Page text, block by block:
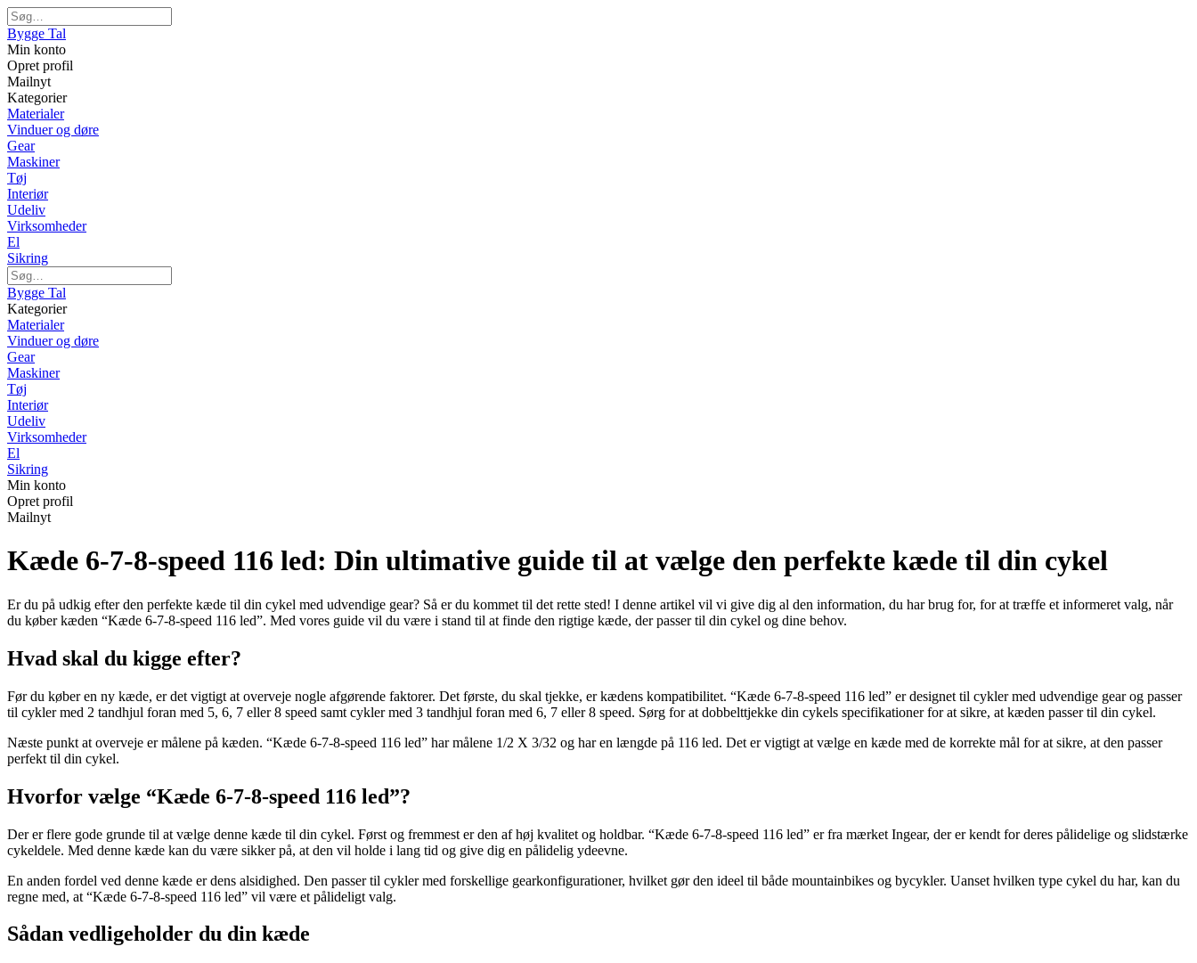
Bygge Tal
Min konto
Opret profil
Mailnyt
Kategorier
Materialer
Vinduer og døre
Gear
Maskiner
Tøj
Interiør
Udeliv
Virksomheder
El
Sikring
Bygge Tal
Kategorier
Materialer
Vinduer og døre
Gear
Maskiner
Tøj
Interiør
Udeliv
Virksomheder
El
Sikring
Min konto
Opret profil
Mailnyt
Kæde 6-7-8-speed 116 led: Din ultimative guide til at vælge den perfekte kæde til din cykel
Er du på udkig efter den perfekte kæde til din cykel med udvendige gear? Så er du kommet til det rette sted! I denne artikel vil vi give dig al den information, du har brug for, for at træffe et informeret valg, når
du køber kæden “Kæde 6-7-8-speed 116 led”. Med vores guide vil du være i stand til at finde den rigtige kæde, der passer til din cykel og dine behov.
Hvad skal du kigge efter?
Før du køber en ny kæde, er det vigtigt at overveje nogle afgørende faktorer. Det første, du skal tjekke, er kædens kompatibilitet. “Kæde 6-7-8-speed 116 led” er designet til cykler med udvendige gear og passer
til cykler med 2 tandhjul foran med 5, 6, 7 eller 8 speed samt cykler med 3 tandhjul foran med 6, 7 eller 8 speed. Sørg for at dobbelttjekke din cykels specifikationer for at sikre, at kæden passer til din cykel.
Næste punkt at overveje er målene på kæden. “Kæde 6-7-8-speed 116 led” har målene 1/2 X 3/32 og har en længde på 116 led. Det er vigtigt at vælge en kæde med de korrekte mål for at sikre, at den passer
perfekt til din cykel.
Hvorfor vælge “Kæde 6-7-8-speed 116 led”?
Der er flere gode grunde til at vælge denne kæde til din cykel. Først og fremmest er den af høj kvalitet og holdbar. “Kæde 6-7-8-speed 116 led” er fra mærket Ingear, der er kendt for deres pålidelige og slidstærke
cykeldele. Med denne kæde kan du være sikker på, at den vil holde i lang tid og give dig en pålidelig ydeevne.
En anden fordel ved denne kæde er dens alsidighed. Den passer til cykler med forskellige gearkonfigurationer, hvilket gør den ideel til både mountainbikes og bycykler. Uanset hvilken type cykel du har, kan du
regne med, at “Kæde 6-7-8-speed 116 led” vil være et pålideligt valg.
Sådan vedligeholder du din kæde